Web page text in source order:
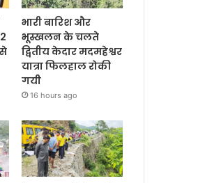
भारी बारिश और
भूस्खलन के चलते
द्वितीय केदार मदमहेश्वर
यात्रा फिलहाल रोकी
गयी
16 hours ago